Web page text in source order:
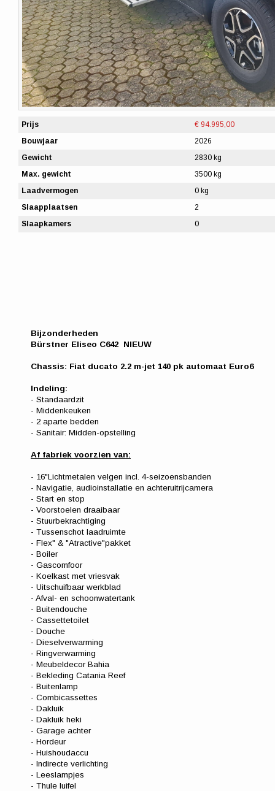
Prijs
€ 94.995,00
Bouwjaar
2026
Gewicht
2830 kg
Max. gewicht
3500 kg
Laadvermogen
0 kg
Slaapplaatsen
2
Slaapkamers
0
Bijzonderheden
Bürstner Eliseo C642 NIEUW
Chassis: Fiat ducato 2.2 m-jet 140 pk automaat Euro6
Indeling:
- Standaardzit
- Middenkeuken
- 2 aparte bedden
- Sanitair: Midden-opstelling
Af fabriek voorzien van:
- 16"Lichtmetalen velgen incl. 4-seizoensbanden
- Navigatie, audioinstallatie en achteruitrijcamera
- Start en stop
- Voorstoelen draaibaar
- Stuurbekrachtiging
- Tussenschot laadruimte
- Flex" & "Atractive"pakket
- Boiler
- Gascomfoor
- Koelkast met vriesvak
- Uitschuifbaar werkblad
- Afval- en schoonwatertank
- Buitendouche
- Cassettetoilet
- Douche
- Dieselverwarming
- Ringverwarming
- Meubeldecor Bahia
- Bekleding Catania Reef
- Buitenlamp
- Combicassettes
- Dakluik
- Dakluik heki
- Garage achter
- Hordeur
- Huishoudaccu
- Indirecte verlichting
- Leeslampjes
- Thule luifel